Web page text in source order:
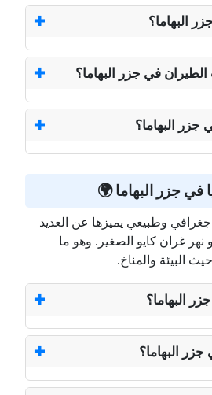
البهاما؟
في جزر البهاما؟
البهاما؟
في جزر البهاما 🌍
جغرافي وطبيعي يميزها عن العديد
غران كايو الصغير. وهو ما
البيئة والمناخ.
البهاما؟
البهاما؟